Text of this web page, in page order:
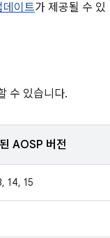
이트가 제공될 수 있
수 있습니다.
AOSP 버전
14, 15